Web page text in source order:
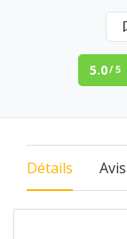
5.0/ 5
Détails Avis